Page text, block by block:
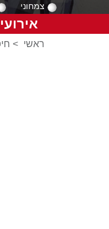
צמחוני
ראשי >